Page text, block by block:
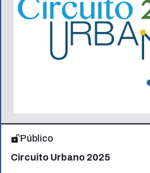
Público
Circuito Urbano 2025